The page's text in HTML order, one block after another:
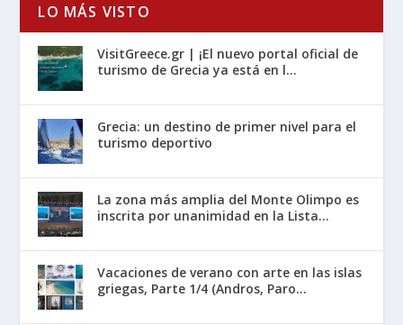
LO MÁS VISTO
VisitGreece.gr | ¡El nuevo portal oficial de
turismo de Grecia ya está en l...
Grecia: un destino de primer nivel para el
turismo deportivo
La zona más amplia del Monte Olimpo es
inscrita por unanimidad en la Lista...
Vacaciones de verano con arte en las islas
griegas, Parte 1/4 (Andros, Paro...